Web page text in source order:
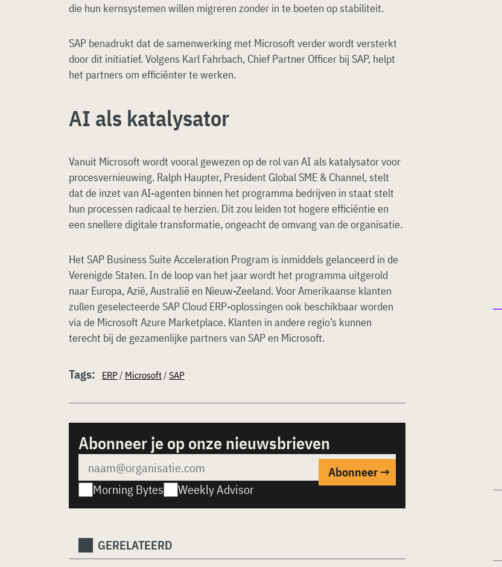
die hun kernsystemen willen migreren zonder in te boeten op stabiliteit.
SAP benadrukt dat de samenwerking met Microsoft verder wordt versterkt
door dit initiatief. Volgens Karl Fahrbach, Chief Partner Officer bij SAP, helpt
het partners om efficiënter te werken.
AI als katalysator
Vanuit Microsoft wordt vooral gewezen op de rol van AI als katalysator voor
procesvernieuwing. Ralph Haupter, President Global SME & Channel, stelt
dat de inzet van AI-agenten binnen het programma bedrijven in staat stelt
hun processen radicaal te herzien. Dit zou leiden tot hogere efficiëntie en
een snellere digitale transformatie, ongeacht de omvang van de organisatie.
Het SAP Business Suite Acceleration Program is inmiddels gelanceerd in de
Verenigde Staten. In de loop van het jaar wordt het programma uitgerold
naar Europa, Azië, Australië en Nieuw-Zeeland. Voor Amerikaanse klanten
zullen geselecteerde SAP Cloud ERP-oplossingen ook beschikbaar worden
via de Microsoft Azure Marketplace. Klanten in andere regio’s kunnen
terecht bij de gezamenlijke partners van SAP en Microsoft.
Tags: ERP/ Microsoft/ SAP
Abonneer je op onze nieuwsbrieven
Morning Bytes Weekly Advisor
GERELATEERD